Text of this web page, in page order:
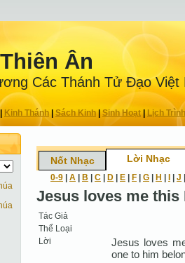
Ân
Các Thánh Tử Ðạo Việt
Kinh Thánh Sách Kinh|Sinh Hoạt| Lịch Trình
Nốt Nhạc Lời Nhạc
0-9 A B C D E F G H J
Jesus loves me this
Tác Giả
Thể Loại
Lời
Jesus loves
one to him